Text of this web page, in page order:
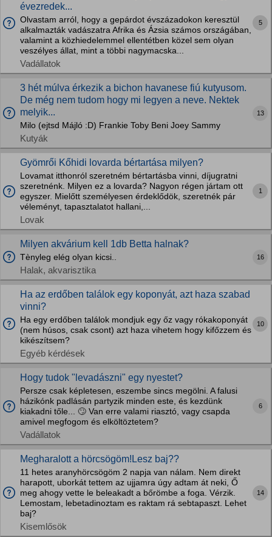
évezredek...
Olvastam arról, hogy a gepárdot évszázadokon keresztül
alkalmazták vadászatra Afrika és Ázsia számos országában,
valamint a közhiedelemmel ellentétben közel sem olyan
veszélyes állat, mint a többi nagymacska...
Vadállatok
5
3 hét múlva érkezik a bichon havanese fiú kutyusom.
De még nem tudom hogy mi legyen a neve. Nektek
melyik...
Milo (ejtsd Májló :D) Frankie Toby Beni Joey Sammy
Kutyák
13
Gyömrői Kőhidi lovarda bértartása milyen?
Lovamat itthonról szeretném bértartásba vinni, díjugratni
szeretnénk. Milyen ez a lovarda? Nagyon régen jártam ott
egyszer. Mielőtt személyesen érdeklődök, szeretnék pár
véleményt, tapasztalatot hallani,...
Lovak
1
Milyen akvárium kell 1db Betta halnak?
Tènyleg elég olyan kicsi..
Halak, akvarisztika
16
Ha az erdőben találok egy koponyát, azt haza szabad
vinni?
Ha egy erdőben találok mondjuk egy őz vagy rókakoponyát
(nem húsos, csak csont) azt haza vihetem hogy kifőzzem és
kikészítsem?
Egyéb kérdések
10
Hogy tudok "levadászni" egy nyestet?
Persze csak képletesen, eszembe sincs megölni. A falusi
házikónk padlásán partyzik minden este, és kezdünk
kiakadni tőle... 🙄 Van erre valami riasztó, vagy csapda
amivel megfogom és elköltöztetem?
Vadállatok
6
Megharalott a hörcsögöm!Lesz baj??
11 hetes aranyhörcsögöm 2 napja van nálam. Nem direkt
harapott, uborkát tettem az ujjamra úgy adtam át neki, Ő
meg ahogy vette le beleakadt a bőrömbe a foga. Vérzik.
Lemostam, lebetadinoztam es raktam rá sebtapaszt. Lehet
baj?
Kisemlősök
14